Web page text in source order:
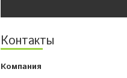
Контакты